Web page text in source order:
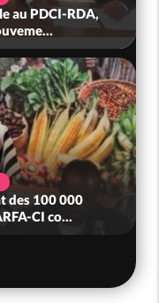
au PDCI-RDA,
des 100 000
CI co...